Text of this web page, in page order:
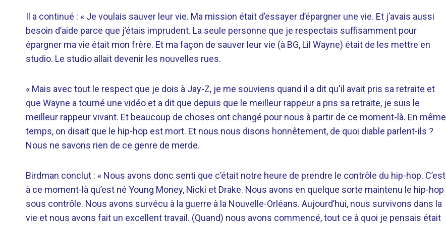
Il a continué : « Je voulais sauver leur vie. Ma mission était d’essayer d’épargner une vie. Et j’avais aussi
besoin d’aide parce que j’étais imprudent. La seule personne que je respectais suffisamment pour
épargner ma vie était mon frère. Et ma façon de sauver leur vie (à BG, Lil Wayne) était de les mettre en
studio. Le studio allait devenir les nouvelles rues.
« Mais avec tout le respect que je dois à Jay-Z, je me souviens quand il a dit qu'il avait pris sa retraite et
que Wayne a tourné une vidéo et a dit que depuis que le meilleur rappeur a pris sa retraite, je suis le
meilleur rappeur vivant. Et beaucoup de choses ont changé pour nous à partir de ce moment-là. En même
temps, on disait que le hip-hop est mort. Et nous nous disons honnêtement, de quoi diable parlent-ils ?
Nous ne savons rien de ce genre de merde.
Birdman conclut : « Nous avons donc senti que c’était notre heure de prendre le contrôle du hip-hop. C’est
à ce moment-là qu’est né Young Money, Nicki et Drake. Nous avons en quelque sorte maintenu le hip-hop
sous contrôle. Nous avons survécu à la guerre à la Nouvelle-Orléans. Aujourd’hui, nous survivons dans la
vie et nous avons fait un excellent travail. (Quand) nous avons commencé, tout ce à quoi je pensais était